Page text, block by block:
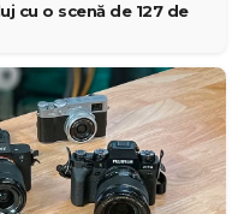
cu o scenă de 127 de